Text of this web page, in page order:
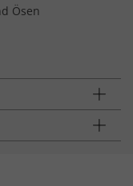
Ösen